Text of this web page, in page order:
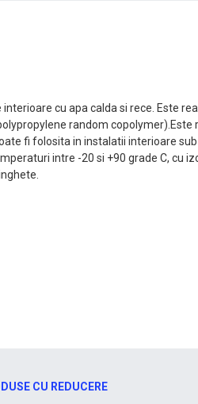
cu apa calda si rece. Este
random copolymer).Este
fi folosita in instalatii interioare
intre -20 si +90 grade C, cu
CU REDUCERE